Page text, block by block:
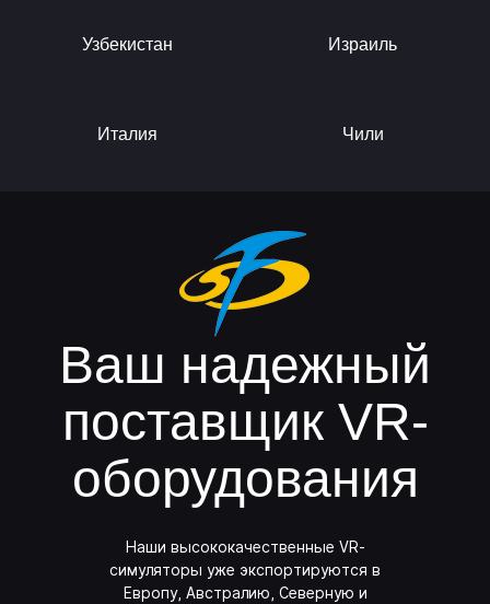
Узбекистан Израиль
Италия Чили
Ваш надежный
поставщикVR-
оборудования
Наши высококачественные VR-
симуляторы уже экспортируются в
Европу, Австралию, Северную и